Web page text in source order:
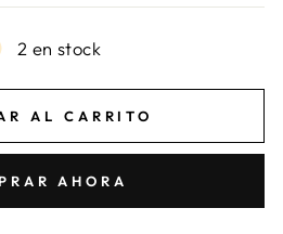
2 en stock
AL CARRITO
AHORA